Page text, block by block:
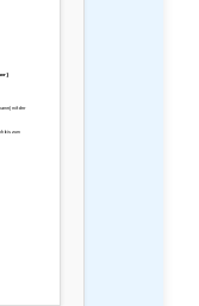
mit der
bis zum